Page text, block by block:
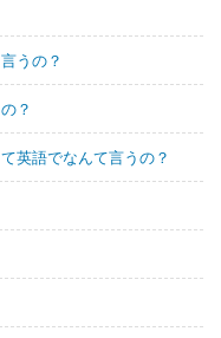
うの？
？
英語でなんて言うの？